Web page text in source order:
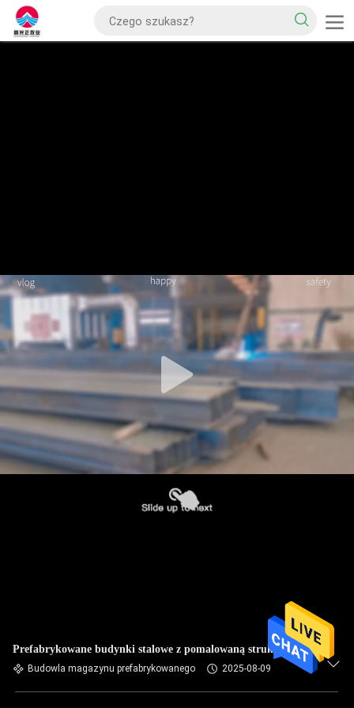
Prefabrykowane budynki stalowe z pomalowaną strukturą
Budowla magazynu prefabrykowanego 2025-08-09